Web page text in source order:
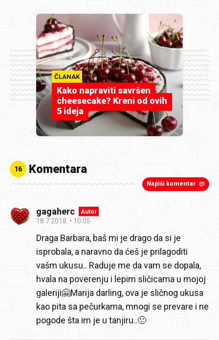
ČLANAK
Kako napraviti savršen
cheesecake? Kreni od ovih
5 ideja
16 Komentara
Napiši komentar
gagaherc Autor
18.7.2018. 10:05
Draga Barbara, baš mi je drago da si je
isprobala, a naravno da ćeš je prilagoditi
vašm ukusu.. Raduje me da vam se dopala,
hvala na poverenju i lepim sličicama u mojoj
galeriji🤗Marija darling, ova je sličnog ukusa
kao pita sa pečurkama, mnogi se prevare i ne
pogode šta im je u tanjiru..🙂